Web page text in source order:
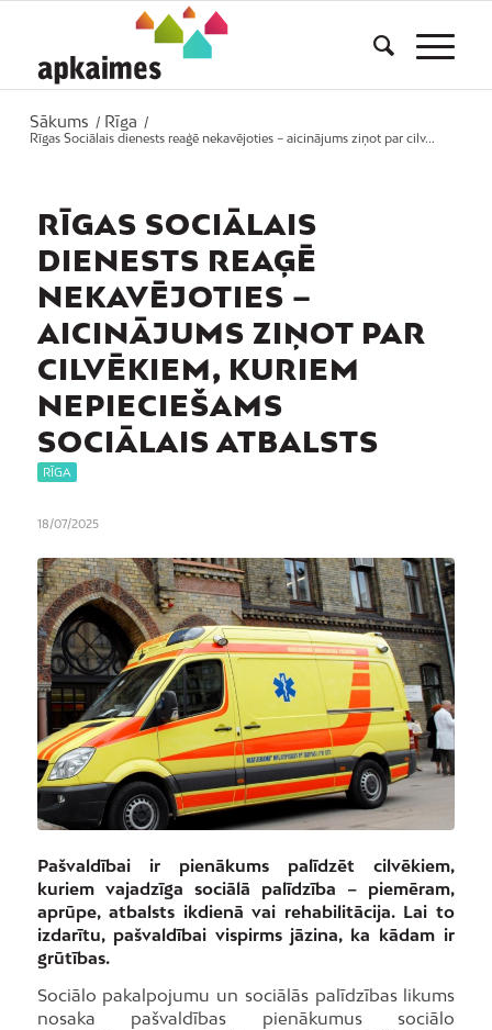
Sākums / Rīga
/
Rīgas Sociālais dienests reaģē nekavējoties – aicinājums ziņot par cilv...
RĪGAS SOCIĀLAIS
DIENESTS REAĢĒ
NEKAVĒJOTIES –
AICINĀJUMS ZIŅOT PAR
CILVĒKIEM, KURIEM
NEPIECIEŠAMS
SOCIĀLAIS ATBALSTS
RĪGA
18/07/2025
Pašvaldībai ir pienākums palīdzēt cilvēkiem,
kuriem vajadzīga sociālā palīdzība – piemēram,
aprūpe, atbalsts ikdienā vai rehabilitācija. Lai to
izdarītu, pašvaldībai vispirms jāzina, ka kādam ir
grūtības.
Sociālo pakalpojumu un sociālās palīdzības likums
nosaka pašvaldības pienākumus sociālo